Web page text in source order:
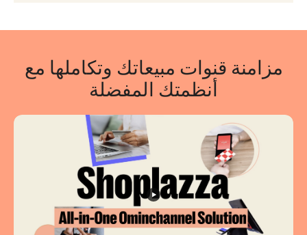
مزامنة قنوات مبيعاتك وتكاملها مع
أنظمتك المفضلة